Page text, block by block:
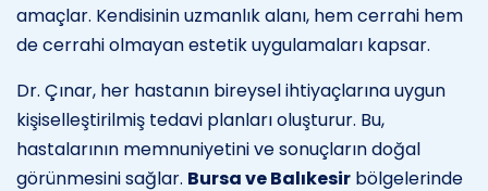
amaçlar. Kendisinin uzmanlık alanı, hem cerrahi hem
de cerrahi olmayan estetik uygulamaları kapsar.
Dr. Çınar, her hastanın bireysel ihtiyaçlarına uygun
kişiselleştirilmiş tedavi planları oluşturur. Bu,
hastalarının memnuniyetini ve sonuçların doğal
görünmesini sağlar. Bursa ve Balıkesir bölgelerinde